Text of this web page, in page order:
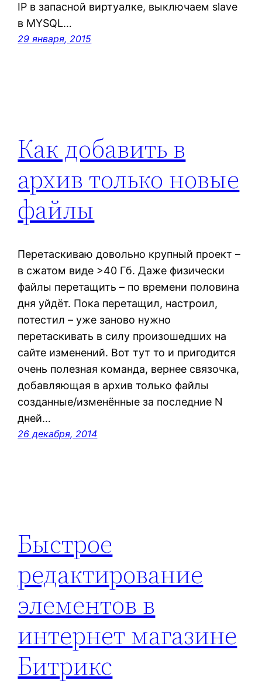
IP в запасной виртуалке, выключаем slave
в MYSQL…
29 января, 2015
Как добавить в
архив только новые
файлы
Перетаскиваю довольно крупный проект –
в сжатом виде >40 Гб. Даже физически
файлы перетащить – по времени половина
дня уйдёт. Пока перетащил, настроил,
потестил – уже заново нужно
перетаскивать в силу произошедших на
сайте изменений. Вот тут то и пригодится
очень полезная команда, вернее связочка,
добавляющая в архив только файлы
созданные/изменённые за последние N
дней…
26 декабря, 2014
Быстрое
редактирование
элементов в
интернет магазине
Битрикс